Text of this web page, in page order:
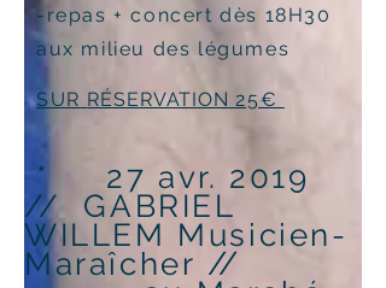
* 27 avr. 2019
// GABRIEL
WILLEM Musicien-
Maraîcher //
-repas + concert dès 18H30
aux milieu des légumes
SUR RÉSERVATION 25€